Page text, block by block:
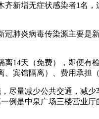
新增无症状感染者1名
肺炎病毒传染源主要
14天（免费），即便有
宾馆隔离）、费用承担
尽量减少公共交通，减
是中泉广场三楼营业厅